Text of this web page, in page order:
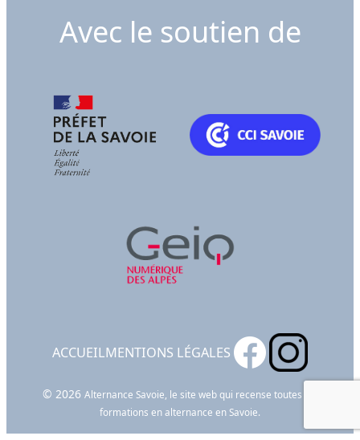
Avec le soutien de
ACCUEILMENTIONS LÉGALES
© 2026 Alternance Savoie, le site web qui recense toutes les
formations en alternance en Savoie.